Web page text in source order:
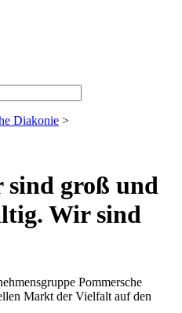
Diakonie >
sind groß und
Wir sind
Pommersche
Markt der Vielfalt auf den